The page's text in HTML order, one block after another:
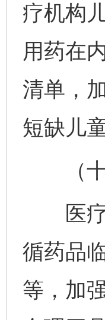
疗机构
用药在
清单，
短缺儿
（十
医疗
循药品
等，加